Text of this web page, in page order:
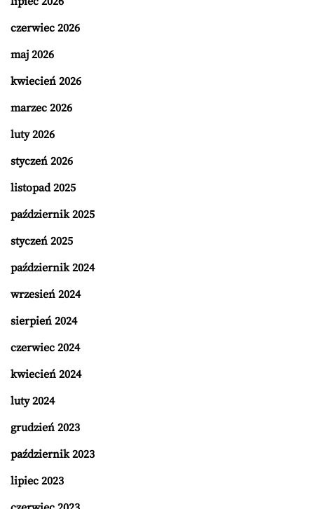
czerwiec 2026
maj 2026
kwiecień 2026
marzec 2026
luty 2026
styczeń 2026
listopad 2025
październik 2025
styczeń 2025
październik 2024
wrzesień 2024
sierpień 2024
czerwiec 2024
kwiecień 2024
luty 2024
grudzień 2023
październik 2023
lipiec 2023